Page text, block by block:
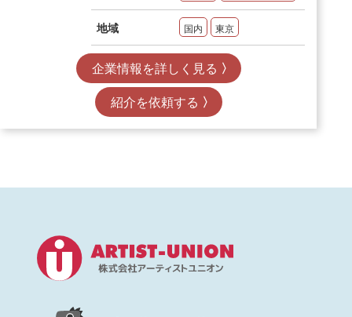
地域 国内 東京
企業情報を詳しく見る
紹介を依頼する